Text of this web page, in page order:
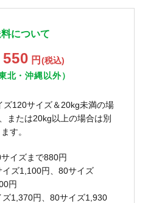
について
550 円 (税込)
北・沖縄以外）
120サイズ＆20kg未満の場
または20kg以上の場合は別
す。
イズまで880円
ズ1,100円、80サイズ
円
1,370円、80サイズ1,930